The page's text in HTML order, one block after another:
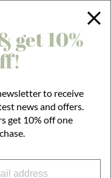
CHECKOUT!
Mint
get 10%
to receive
news and offers.
get 10% off one